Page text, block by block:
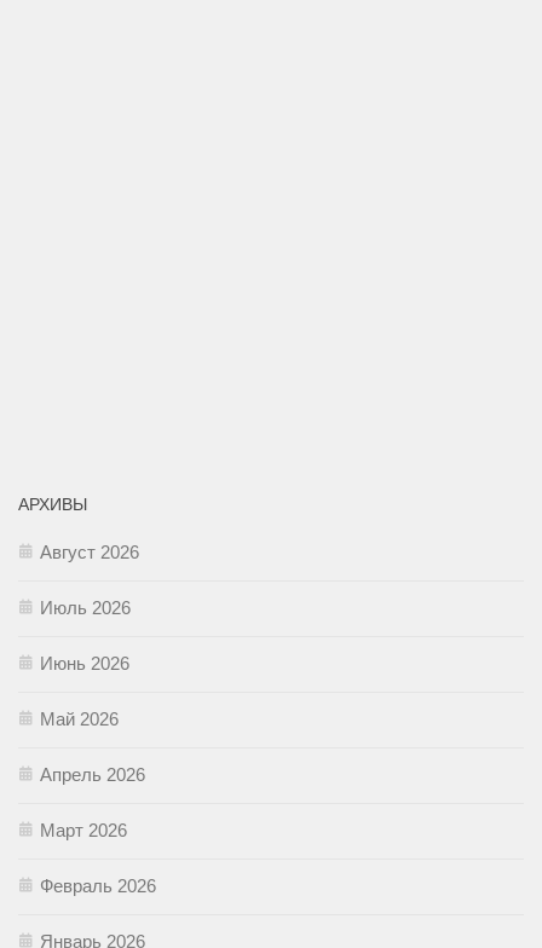
АРХИВЫ
Август 2026
Июль 2026
Июнь 2026
Май 2026
Апрель 2026
Март 2026
Февраль 2026
Январь 2026